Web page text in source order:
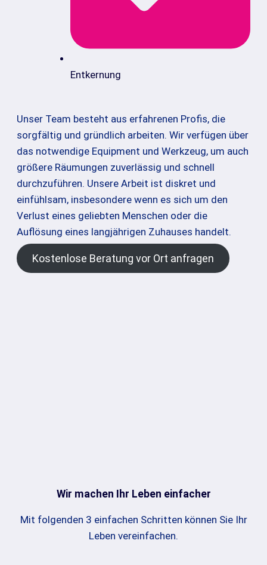
Entkernung
Unser Team besteht aus erfahrenen Profis, die
sorgfältig und gründlich arbeiten. Wir verfügen über
das notwendige Equipment und Werkzeug, um auch
größere Räumungen zuverlässig und schnell
durchzuführen. Unsere Arbeit ist diskret und
einfühlsam, insbesondere wenn es sich um den
Verlust eines geliebten Menschen oder die
Auflösung eines langjährigen Zuhauses handelt.
Kostenlose Beratung vor Ort anfragen
Wir machen Ihr Leben einfacher
Mit folgenden 3 einfachen Schritten können Sie Ihr
Leben vereinfachen.